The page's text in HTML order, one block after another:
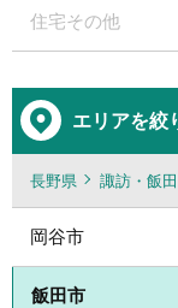
住宅その他
エリアを絞
長野県 諏訪・飯
岡谷市
飯田市